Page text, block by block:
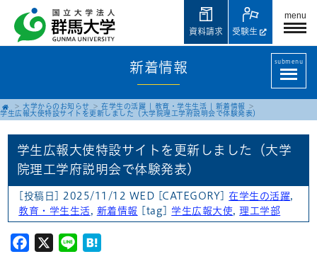
menu
受験生
資料請求
新着情報 submenu
大学からのお知らせ 在学生の活躍 教育・学生生活
新着情報
学生広報大使特設サイトを更新しました（大学院理工学府説明会で体験発表）
学生広報大使特設サイトを更新しました（大学
院理工学府説明会で体験発表）
[投稿日] 2025/11/12 WED [CATEGORY]在学生の活躍,
教育・学生生活, 新着情報 [tag] 学生広報大使, 理工学部
Facebook
X Line